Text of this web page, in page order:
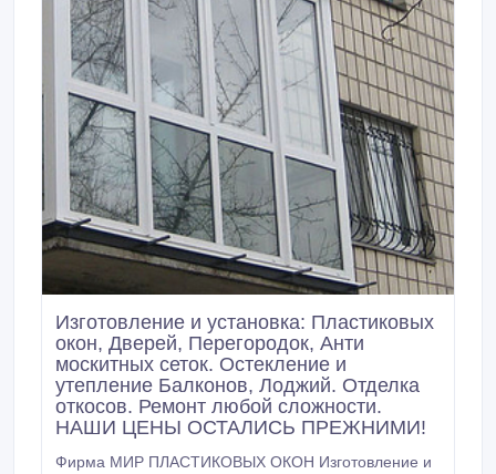
Изготовление и установка: Пластиковых
окон, Дверей, Перегородок, Анти
москитных сеток. Остекление и
утепление Балконов, Лоджий. Отделка
откосов. Ремонт любой сложности.
НАШИ ЦЕНЫ ОСТАЛИСЬ ПРЕЖНИМИ!
Фирма МИР ПЛАСТИКОВЫХ ОКОН Изготовление и